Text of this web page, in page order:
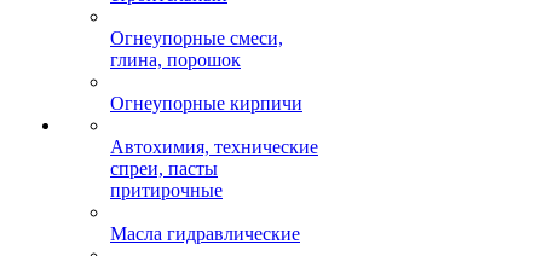
Огнеупорные смеси,
глина, порошок
Огнеупорные кирпичи
Автохимия, технические
спреи, пасты
притирочные
Масла гидравлические